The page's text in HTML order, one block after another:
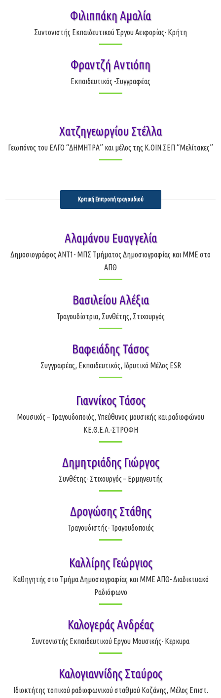
Φιλιππάκη Αμαλία
Συντονιστής Εκπαιδευτικού Έργου Αειφορίας- Κρήτη
Φραντζή Αντιόπη
Εκπαιδευτικός -Συγγραφέας
Χατζηγεωργίου Στέλλα
Γεωπόνος του ΕΛΓΟ “ΔΗΜΗΤΡΑ” και μέλος της Κ.ΟΙΝ.ΣΕΠ “Μελίτακες”
Κριτική Επιτροπή τραγουδιού
Αλαμάνου Ευαγγελία
Δημοσιογράφος ANT1- ΜΠΣ Τμήματος Δημοσιογραφίας και ΜΜΕ στο
ΑΠΘ
Βασιλείου Αλέξια
Τραγουδίστρια, Συνθέτης, Στιχουργός
Βαφειάδης Τάσος
Συγγραφέας, Εκπαιδευτικός, Ιδρυτικό Μέλος ESR
Γιαννίκος Τάσος
Μουσικός – Τραγουδοποιός, Υπεύθυνος μουσικής και ραδιοφώνου
ΚΕ.Θ.Ε.Α.-ΣΤΡΟΦΗ
Δημητριάδης Γιώργος
Συνθέτης- Στιχουργός – Ερμηνευτής
Δρογώσης Στάθης
Τραγουδιστής- Τραγουδοποιός
Καλλίρης Γεώργιος
Καθηγητής στο Τμήμα Δημοσιογραφίας και ΜΜΕ ΑΠΘ- Διαδικτυακό
Ραδιόφωνο
Καλογεράς Ανδρέας
Συντονιστής Εκπαιδευτικού Εργου Μουσικής- Κερκυρα
Καλογιαννίδης Σταύρος
Ιδιοκτήτης τοπικού ραδιοφωνικού σταθμού Κοζάνης, Μέλος Επιστ.